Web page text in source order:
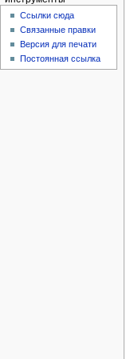
Ссылки сюда
Связанные правки
Версия для печати
Постоянная ссылка